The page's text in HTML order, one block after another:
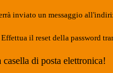
inviato un messaggio
il reset della password
di posta elettronica!